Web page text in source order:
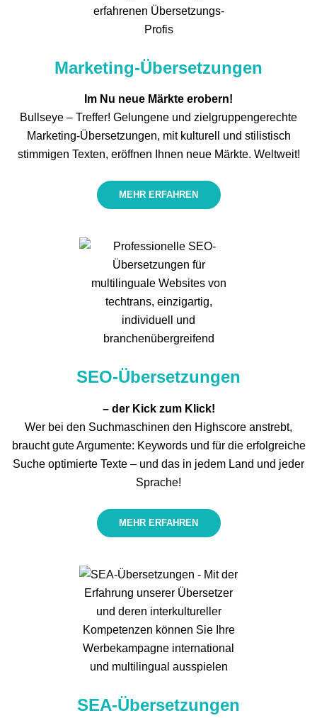
Marketing-Übersetzungen
Im Nu neue Märkte erobern!
Bullseye – Treffer! Gelungene und zielgruppengerechte
Marketing-Übersetzungen, mit kulturell und stilistisch
stimmigen Texten, eröff­nen Ihnen neue Märkte. Weltweit!
MEHR ERFAHREN
SEO-Übersetzungen
– der Kick zum Klick!
Wer bei den Suchmaschinen den Highscore anstrebt,
braucht gute Argumente: Keywords und für die erfolgreiche
Suche optimierte Texte – und das in jedem Land und jeder
Sprache!
MEHR ERFAHREN
SEA-Übersetzungen